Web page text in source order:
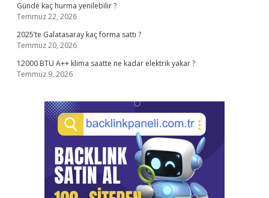
Günde kaç hurma yenilebilir ?
Temmuz 22, 2026
2025’te Galatasaray kaç forma sattı ?
Temmuz 20, 2026
12000 BTU A++ klima saatte ne kadar elektrik yakar ?
Temmuz 9, 2026